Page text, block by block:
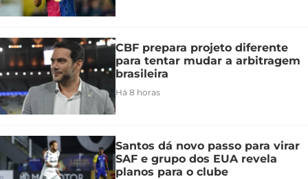
CBF prepara projeto diferente
para tentar mudar a arbitragem
brasileira
Há 8 horas
Santos dá novo passo para virar
SAF e grupo dos EUA revela
planos para o clube